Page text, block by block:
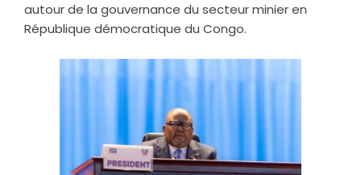
autour de la gouvernance du secteur minier en
République démocratique du Congo.